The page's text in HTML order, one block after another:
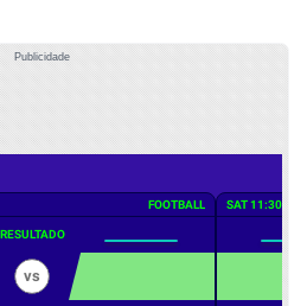
Publicidade